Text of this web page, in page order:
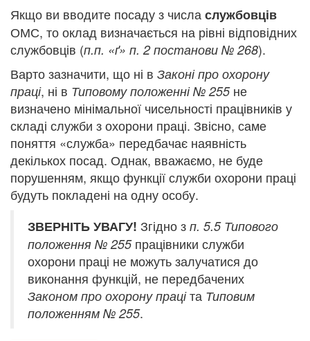
Якщо ви вводите посаду з числа службовців
ОМС, то оклад визначається на рівні відповідних
службовців (п.п. «ґ» п. 2 постанови № 268).
Варто зазначити, що ні в Законі про охорону
праці, ні в Типовому положенні № 255не
визначено мінімальної чисельності працівників у
складі служби з охорони праці. Звісно, саме
поняття «служба» передбачає наявність
декількох посад. Однак, вважаємо, не буде
порушенням, якщо функції служби охорони праці
будуть покладені на одну особу.
ЗВЕРНІТЬ УВАГУ! Згідно з п. 5.5 Типового
положення № 255працівники служби
охорони праці не можуть залучатися до
виконання функцій, не передбачених
Законом про охорону праціта Типовим
положенням № 255.